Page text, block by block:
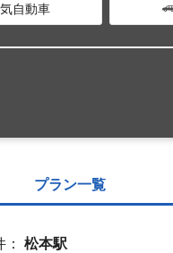
自動車
プラン一覧
： 松本駅